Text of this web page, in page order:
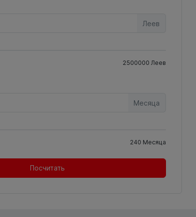
Леев
2500000 Леев
Месяца
240 Месяца
Посчитать